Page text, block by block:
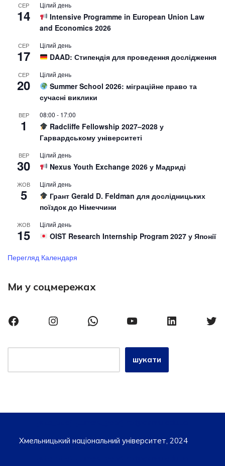
СЕР
14
Цілий день
Intensive Programme in European Union Law
and Economics 2026
СЕР
17
Цілий день
DAAD: Стипендія для проведення дослідження
СЕР
20
Цілий день
Summer School 2026: міграційне право та
сучасні виклики
ВЕР
1
08:00 - 17:00
Radcliffe Fellowship 2027–2028 у
Гарвардському університеті
ВЕР
30
Цілий день
Nexus Youth Exchange 2026 у Мадриді
ЖОВ
5
Цілий день
Грант Gerald D. Feldman для дослідницьких
поїздок до Німеччини
ЖОВ
15
Цілий день
OIST Research Internship Program 2027 у Японії
Перегляд Календаря
Ми у соцмережах
шукати
Хмельницький національний університет, 2024